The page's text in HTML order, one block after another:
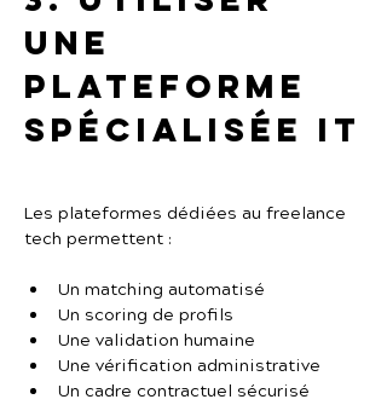
une
plateforme
spécialisée IT
Les plateformes dédiées au freelance
tech permettent :
Un matching automatisé
Un scoring de profils
Une validation humaine
Une vérification administrative
Un cadre contractuel sécurisé